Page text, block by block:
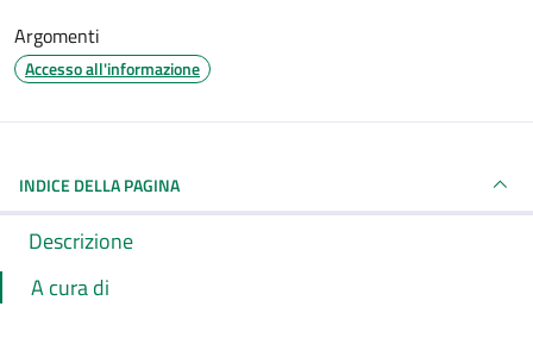
Argomenti
Accesso all'informazione
INDICE DELLA PAGINA
Descrizione
A cura di